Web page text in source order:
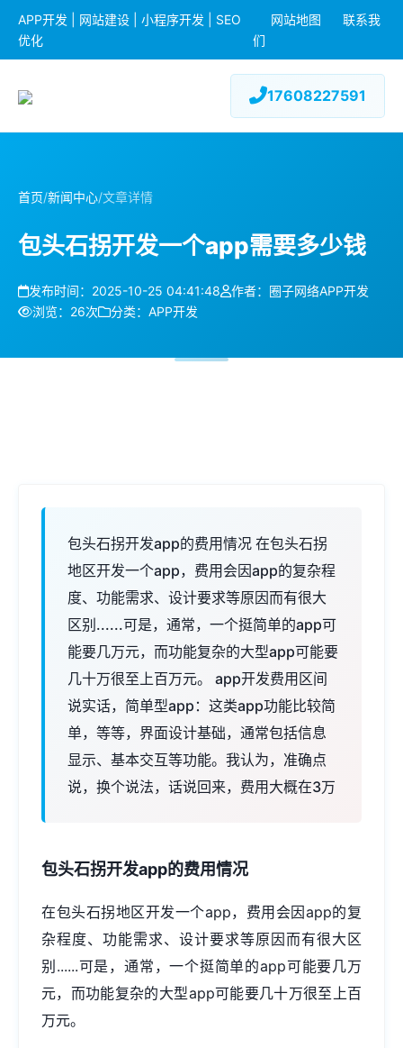
APP开发 | 网站建设 | 小程序开发 | SEO
优化
网站地图
联系我
们
17608227591
首页/新闻中心/文章详情
包头石拐开发一个app需要多少钱
发布时间：2025-10-25 04:41:48
作者：圈子网络APP开发
浏览：26次
分类：APP开发
包头石拐开发app的费用情况 在包头石拐
地区开发一个app，费用会因app的复杂程
度、功能需求、设计要求等原因而有很大
区别......可是，通常，一个挺简单的app可
能要几万元，而功能复杂的大型app可能要
几十万很至上百万元。 app开发费用区间
说实话，简单型app：这类app功能比较简
单，等等，界面设计基础，通常包括信息
显示、基本交互等功能。我认为，准确点
说，换个说法，话说回来，费用大概在3万
包头石拐开发app的费用情况
在包头石拐地区开发一个app，费用会因app的复
杂程度、功能需求、设计要求等原因而有很大区
别......可是，通常，一个挺简单的app可能要几万
元，而功能复杂的大型app可能要几十万很至上百
万元。